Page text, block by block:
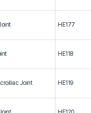
HE177
HE118
Joint HE119